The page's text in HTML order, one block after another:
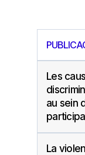
Les
au sein
La